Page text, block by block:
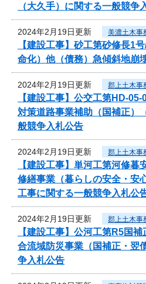
（大久手）に関する一般競争
2024年2月19日更新 美濃土木事
【建設工事】砂工第砂修長1
命化）他（債務）急傾斜地崩
2024年2月19日更新 郡上土木事
【建設工事】公交工第HD-
対策道路事業補助（国補正）
般競争入札公告
2024年2月19日更新 郡上土木事
【建設工事】単河工第河修
修繕事業（暮らしの安全・安
工事に関する一般競争入札公
2024年2月19日更新 郡上土木事
【建設工事】公河工第R5国
合流域防災事業（国補正・翌
争入札公告